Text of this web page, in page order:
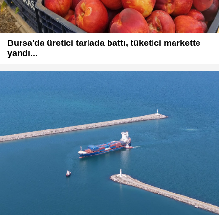
Bursa'da üretici tarlada battı, tüketici markette
yandı...